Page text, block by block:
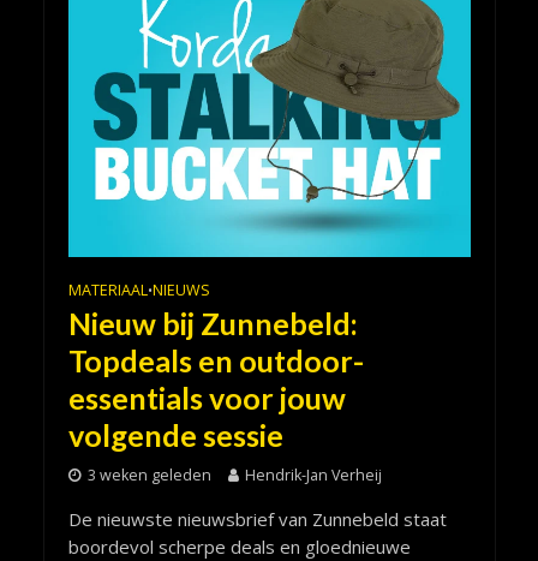
MATERIAAL•NIEUWS
Nieuw bij Zunnebeld:
Topdeals en outdoor-
essentials voor jouw
volgende sessie
3 weken geleden Hendrik-Jan Verheij
De nieuwste nieuwsbrief van Zunnebeld staat
boordevol scherpe deals en gloednieuwe